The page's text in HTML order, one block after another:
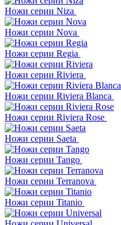
Ножи серии Niza
Ножи серии Nova
Ножи серии Regia
Ножи серии Riviera
Ножи серии Riviera Blanca
Ножи серии Riviera Rose
Ножи серии Saeta
Ножи серии Tango
Ножи серии Terranova
Ножи серии Titanio